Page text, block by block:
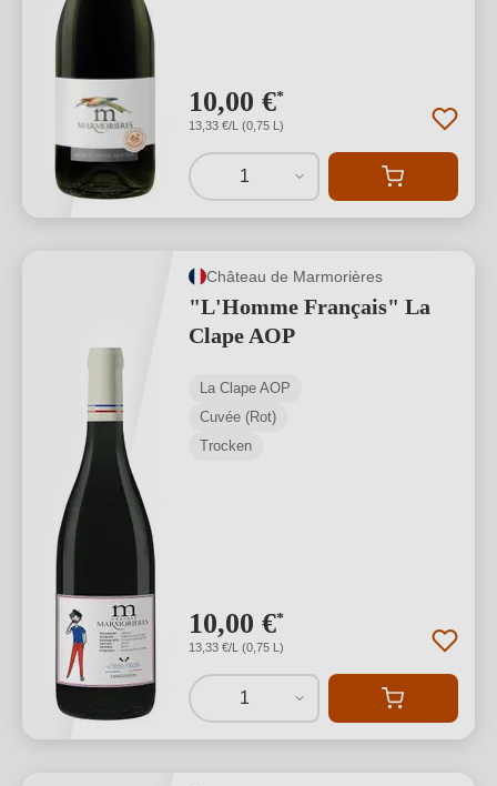
10,00 €*
13,33 €/L (0,75 L)
1
Château de Marmorières
"L'Homme Français" La
Clape AOP
La Clape AOP
Cuvée (Rot)
Trocken
10,00 €*
13,33 €/L (0,75 L)
1